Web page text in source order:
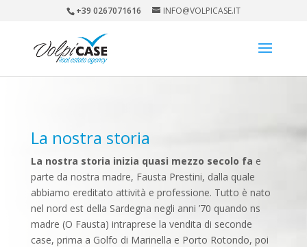
+39 0267071616 INFO@VOLPICASE.IT
La nostra storia
La nostra storia inizia quasi mezzo secolo fa e
parte da nostra madre, Fausta Prestini, dalla quale
abbiamo ereditato attività e professione. Tutto è nato
nel nord est della Sardegna negli anni ’70 quando ns
madre (O Fausta) intraprese la vendita di seconde
case, prima a Golfo di Marinella e Porto Rotondo, poi